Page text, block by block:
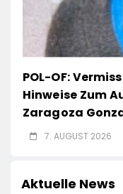
POL-OF:
Hinweise Zum
Zaragoza
7. AUGUST 2026
Aktuelle News